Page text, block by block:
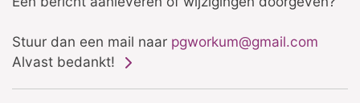
Stuur dan een mail naar pgworkum@gmail.com
Alvast bedankt!